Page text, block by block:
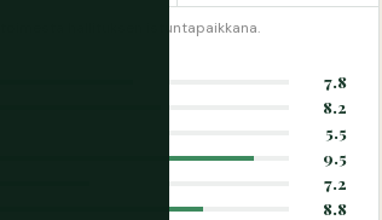
hallituksen istuntapaikkana.
7.8
8.2
5.5
9.5
7.2
8.8